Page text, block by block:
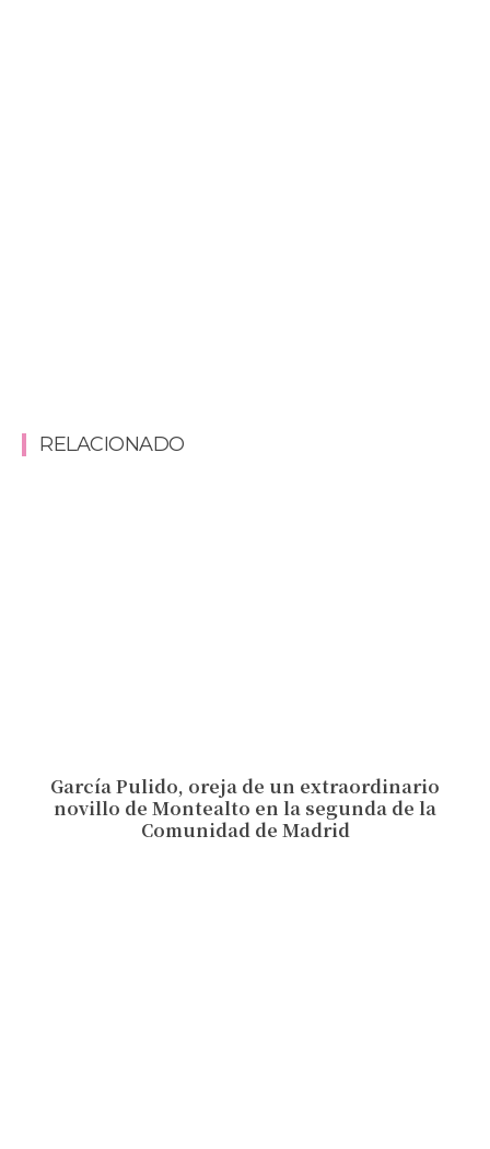
RELACIONADO
García Pulido, oreja de un extraordinario
novillo de Montealto en la segunda de la
Comunidad de Madrid